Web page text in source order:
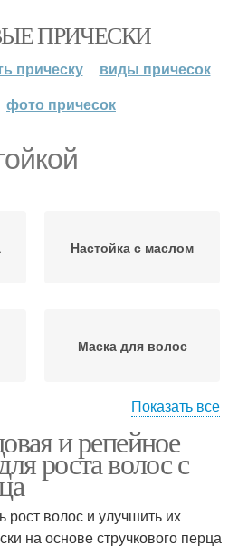
ПРИЧЕСКИ
прическу
виды причесок
фото причесок
Настойка с маслом
Маска для волос
Маска с перцовой
настойки
Настойки на масле
Показать все
и репейное
роста волос с
рост волос и улучшить их
на основе стручкового перца